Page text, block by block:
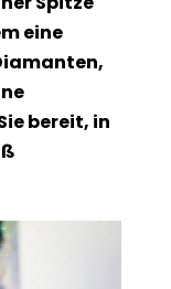
eine
bereit, in